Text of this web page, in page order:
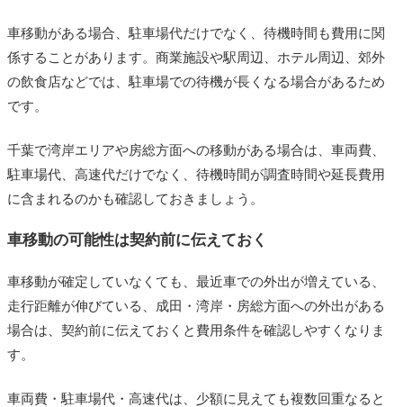
車移動がある場合、駐車場代だけでなく、待機時間も費用に関
係することがあります。商業施設や駅周辺、ホテル周辺、郊外
の飲食店などでは、駐車場での待機が長くなる場合があるため
です。
千葉で湾岸エリアや房総方面への移動がある場合は、車両費、
駐車場代、高速代だけでなく、待機時間が調査時間や延長費用
に含まれるのかも確認しておきましょう。
車移動の可能性は契約前に伝えておく
車移動が確定していなくても、最近車での外出が増えている、
走行距離が伸びている、成田・湾岸・房総方面への外出がある
場合は、契約前に伝えておくと費用条件を確認しやすくなりま
す。
車両費・駐車場代・高速代は、少額に見えても複数回重なると